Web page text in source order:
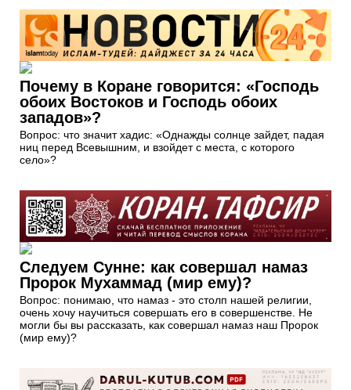
Почему в Коране говорится: «Господь
обоих Востоков и Господь обоих
западов»?
Вопрос: что значит хадис: «Однажды солнце зайдет, падая
ниц перед Всевышним, и взойдет с места, с которого
село»?
Следуем Сунне: как совершал намаз
Пророк Мухаммад (мир ему)?
Вопрос: понимаю, что намаз - это столп нашей религии,
очень хочу научиться совершать его в совершенстве. Не
могли бы вы рассказать, как совершал намаз наш Пророк
(мир ему)?